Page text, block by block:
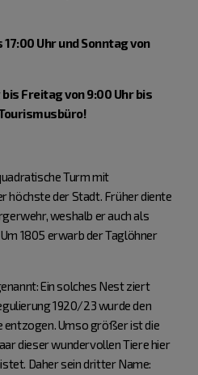
Uhr und Sonntag von
Freitag von 9:00 Uhr bis
Turm mit
höchste der Stadt. Früher diente
weshalb er auch als
1805 erwarb der Taglöhner
Ein solches Nest ziert
1920/23 wurde den
entzogen. Umso größer ist die
dieser wundervollen Tiere hier
Daher sein dritter Name: